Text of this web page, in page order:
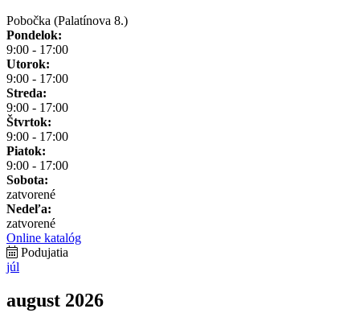
Pobočka (Palatínova 8.)
Pondelok:
9:00 - 17:00
Utorok:
9:00 - 17:00
Streda:
9:00 - 17:00
Štvrtok:
9:00 - 17:00
Piatok:
9:00 - 17:00
Sobota:
zatvorené
Nedeľa:
zatvorené
Online katalóg
Podujatia
júl
august 2026